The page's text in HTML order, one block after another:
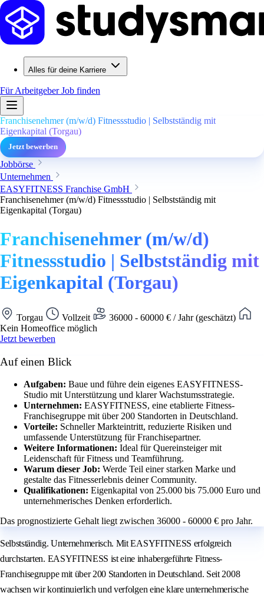
Alles für deine Karriere
Für ArbeitgeberJob finden
Franchisenehmer (m/w/d) Fitnessstudio | Selbstständig mit
Eigenkapital (Torgau)
Jetzt bewerben
Jobbörse
Unternehmen
EASYFITNESS Franchise GmbH
Franchisenehmer (m/w/d) Fitnessstudio | Selbstständig mit
Eigenkapital (Torgau)
Franchisenehmer (m/w/d)
Fitnessstudio | Selbstständig mit
Eigenkapital (Torgau)
Torgau Vollzeit
36000 - 60000 € / Jahr (geschätzt)
Kein Homeoffice möglich
Jetzt bewerben
Auf einen Blick
Aufgaben: Baue und führe dein eigenes EASYFITNESS-
Studio mit Unterstützung und klarer Wachstumsstrategie.
Unternehmen: EASYFITNESS, eine etablierte Fitness-
Franchisegruppe mit über 200 Standorten in Deutschland.
Vorteile: Schneller Markteintritt, reduzierte Risiken und
umfassende Unterstützung für Franchisepartner.
Weitere Informationen: Ideal für Quereinsteiger mit
Leidenschaft für Fitness und Teamführung.
Warum dieser Job: Werde Teil einer starken Marke und
gestalte das Fitnesserlebnis deiner Community.
Qualifikationen: Eigenkapital von 25.000 bis 75.000 Euro und
unternehmerisches Denken erforderlich.
Das prognostizierte Gehalt liegt zwischen 36000 - 60000 € pro Jahr.
Selbstständig. Unternehmerisch. Mit EASYFITNESS erfolgreich
durchstarten. EASYFITNESS ist eine inhabergeführte Fitness-
Franchisegruppe mit über 200 Standorten in Deutschland. Seit 2008
wachsen wir kontinuierlich und verfolgen eine klare unternehmerische